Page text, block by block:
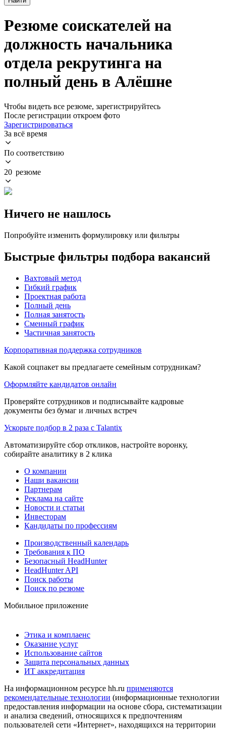
Резюме соискателей на
должность начальника
отдела рекрутинга на
полный день в Алёшне
Чтобы видеть все резюме, зарегистрируйтесь
После регистрации откроем фото
Зарегистрироваться
За всё время
По соответствию
20 резюме
Ничего не нашлось
Попробуйте изменить формулировку или фильтры
Быстрые фильтры подбора вакансий
Вахтовый метод
Гибкий график
Проектная работа
Полный день
Полная занятость
Сменный график
Частичная занятость
Корпоративная поддержка сотрудников
Какой соцпакет вы предлагаете семейным сотрудникам?
Оформляйте кандидатов онлайн
Проверяйте сотрудников и подписывайте кадровые
документы без бумаг и личных встреч
Ускорьте подбор в 2 раза с Talantix
Автоматизируйте сбор откликов, настройте воронку,
собирайте аналитику в 2 клика
О компании
Наши вакансии
Партнерам
Реклама на сайте
Новости и статьи
Инвесторам
Кандидаты по профессиям
Производственный календарь
Требования к ПО
Безопасный HeadHunter
HeadHunter API
Поиск работы
Поиск по резюме
Мобильное приложение
Этика и комплаенс
Оказание услуг
Использование сайтов
Защита персональных данных
ИТ аккредитация
На информационном ресурсе hh.ru применяются
рекомендательные технологии (информационные технологии
предоставления информации на основе сбора, систематизации
и анализа сведений, относящихся к предпочтениям
пользователей сети «Интернет», находящихся на территории